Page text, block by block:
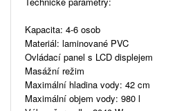
Kapacita: 4-6 osob
Materiál: laminované PVC
Ovládací panel s LCD displejem
Masážní režim
Maximální hladina vody: 42 cm
Maximální objem vody: 980 l